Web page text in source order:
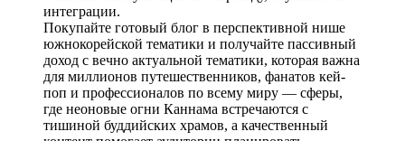
интеграции.
Покупайте готовый блог в перспективной нише
южнокорейской тематики и получайте пассивный
доход с вечно актуальной тематики, которая важна
для миллионов путешественников, фанатов кей-
поп и профессионалов по всему миру — сферы,
где неоновые огни Каннама встречаются с
тишиной буддийских храмов, а качественный